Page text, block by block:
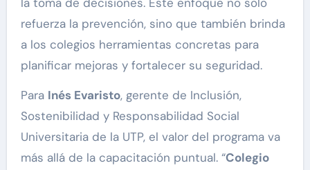
refuerza la prevención, sino que también brinda
a los colegios herramientas concretas para
planificar mejoras y fortalecer su seguridad.
Para Inés Evaristo, gerente de Inclusión,
Sostenibilidad y Responsabilidad Social
Universitaria de la UTP, el valor del programa va
más allá de la capacitación puntual. “Colegio